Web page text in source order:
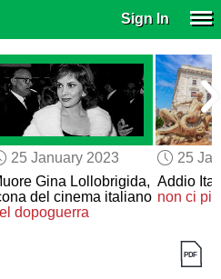
Sign In
25 January 2023
Gina Lollobrigida,
del cinema italiano
dopoguerra
25
Addio
non ci